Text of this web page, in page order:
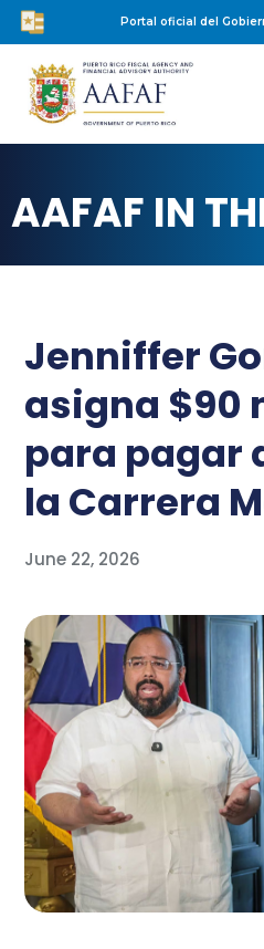
Portal oficial del
AAFAF IN
Jenniffer
asigna $90
para pagar
la Carrera
June 22, 2026